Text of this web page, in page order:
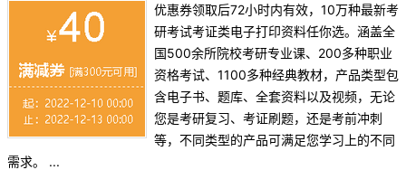
优惠券领取后72小时内有效，10万种最新考
研考试考证类电子打印资料任你选。涵盖全
国500余所院校考研专业课、200多种职业
资格考试、1100多种经典教材，产品类型包
含电子书、题库、全套资料以及视频，无论
您是考研复习、考证刷题，还是考前冲刺
等，不同类型的产品可满足您学习上的不同
需求。 ...